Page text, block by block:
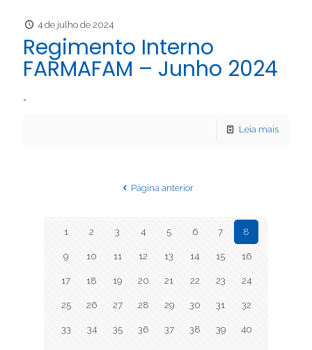
4 de julho de 2024
Regimento Interno
FARMAFAM – Junho 2024
…
Leia mais
Página anterior
1 2 3 4 5 6 7 8
9 10 11 12 13 14 15 16
17 18 19 20 21 22 23 24
25 26 27 28 29 30 31 32
33 34 35 36 37 38 39 40